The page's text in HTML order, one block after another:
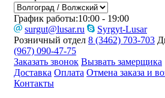
График работы:10:00 - 19:00
surgut@lusar.ru
Syrgyt-Lusar
Розничный отдел 8 (3462) 703-703
(967) 090-47-75
Заказать звонок Вызвать замерщика
Доставка Оплата Отмена заказа и
Контакты